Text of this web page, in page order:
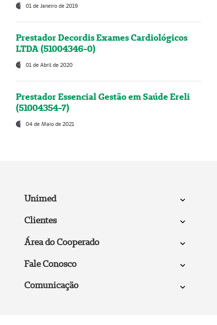
01 de Janeiro de 2019
Prestador Decordis Exames Cardiológicos
LTDA (51004346-0)
01 de Abril de 2020
Prestador Essencial Gestão em Saúde Ereli
(51004354-7)
04 de Maio de 2021
Unimed
Clientes
Área do Cooperado
Fale Conosco
Comunicação